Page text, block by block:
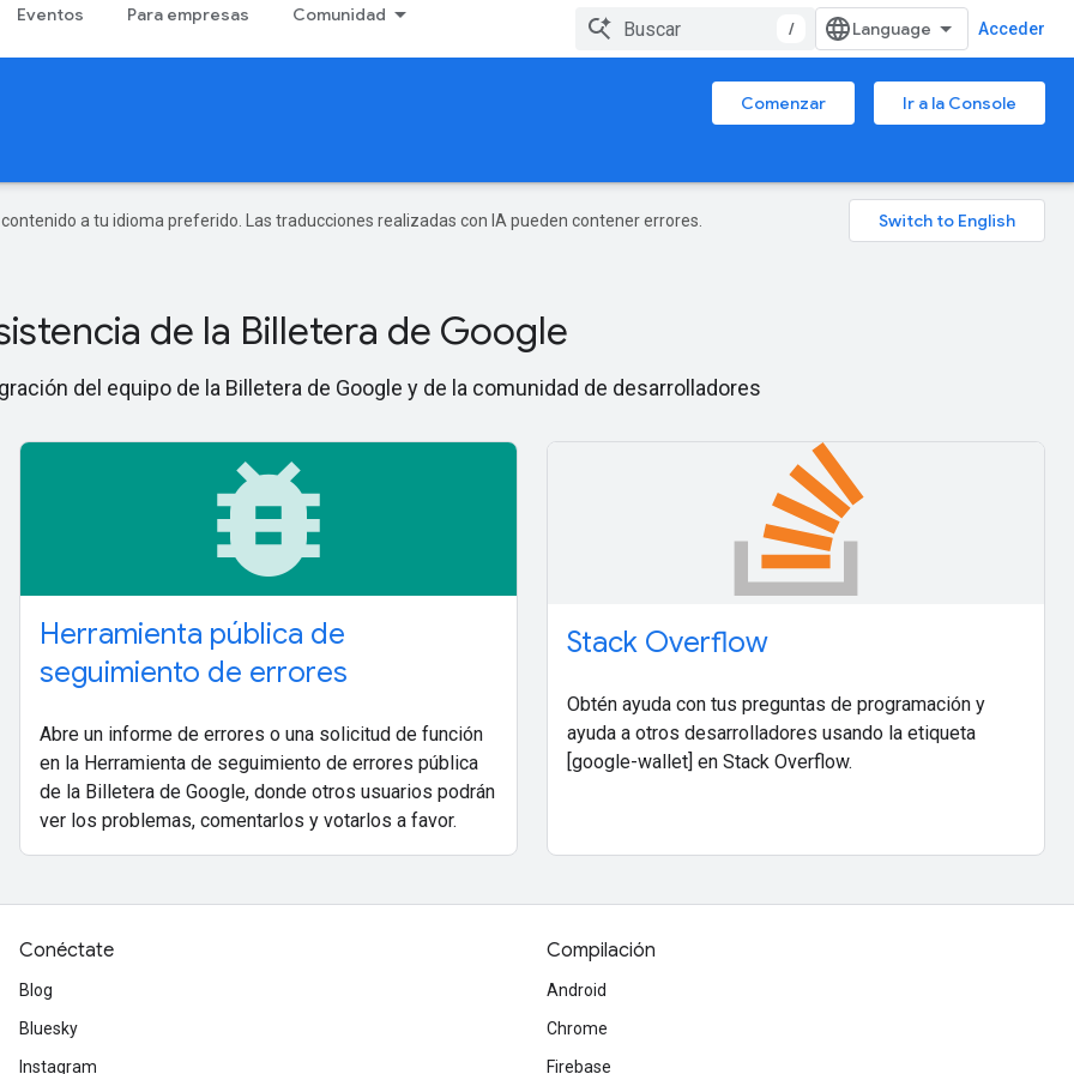
Eventos Para empresas Comunidad
/ Acceder
Comenzar
Ir a la Console
a tu idioma preferido. Las traducciones realizadas con IA pueden contener errores.
de la Billetera de Google
del equipo de la Billetera de Google y de la comunidad de desarrolladores
bug_report
Herramienta pública de
seguimiento de errores
Abre un informe de errores o una solicitud de función
en la Herramienta de seguimiento de errores pública
de la Billetera de Google, donde otros usuarios podrán
ver los problemas, comentarlos y votarlos a favor.
Stack Overflow
Obtén ayuda con tus preguntas de programación y
ayuda a otros desarrolladores usando la etiqueta
[google-wallet] en Stack Overflow.
Conéctate
Blog
Bluesky
Instagram
Compilación
Android
Chrome
Firebase